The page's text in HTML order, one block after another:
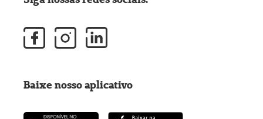
Baixe nosso aplicativo